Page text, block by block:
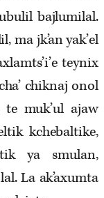
bajlumilal.
ma jk’an yak’el
teynix
chiknaj onol
te muk’ul ajaw
kchebaltike,
ya smulan,
La ak’axumta